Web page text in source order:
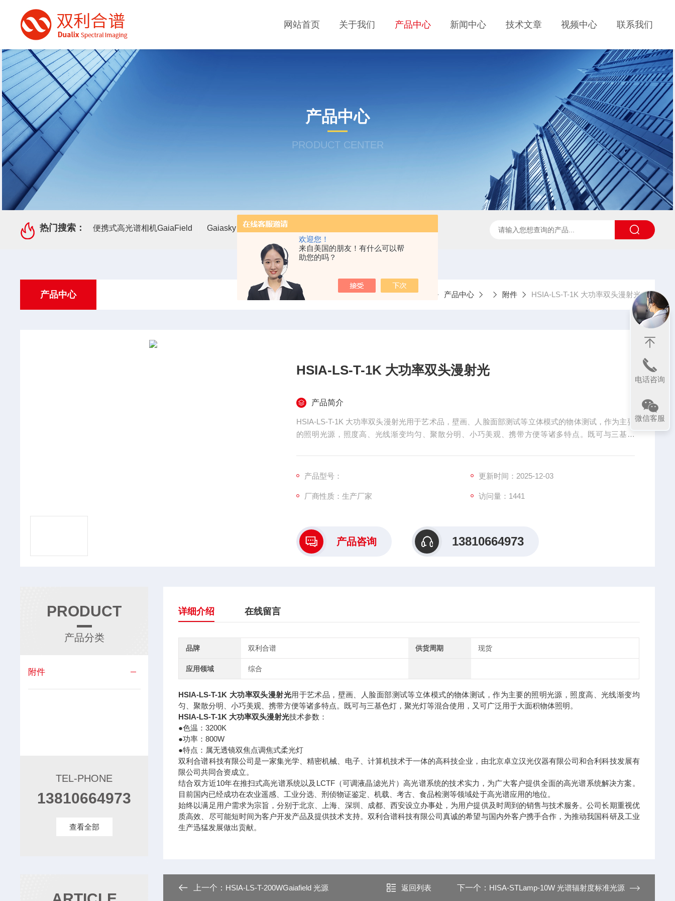
欢迎您！
来自美国的朋友！有什么可以帮
助您的吗？
网站首页 关于我们 产品中心 新闻中心 技术文章 视频中心 联系我们
产品中心
PRODUCT CENTER
热门搜索： 便携式高光谱相机GaiaField Gaiasky mini3-VN无人机载高光谱成像系统 太阳光诱导叶绿素荧光测试系统 SpecVIEW高光谱
产品中心 当前位置：首页 产品中心 附件 HSIA-LS-T-1K 大功率双头漫射光
HSIA-LS-T-1K 大功率双头漫射光
产品简介
HSIA-LS-T-1K 大功率双头漫射光用于艺术品，壁画、人脸面部测试等立体模式的物体测试，作为主要
的照明光源，照度高、光线渐变均匀、聚散分明、小巧美观、携带方便等诸多特点。既可与三基色
产品型号： 更新时间：2025-12-03
厂商性质：生产厂家 访问量：1441
产品咨询 13810664973
PRODUCT
产品分类
附件
TEL-PHONE
13810664973
查看全部
详细介绍 在线留言
品牌 双利合谱 供货周期 现货
应用领域 综合
HSIA-LS-T-1K 大功率双头漫射光用于艺术品，壁画、人脸面部测试等立体模式的物体测试，作为主要的照明光源，照度高、光线渐变均
匀、聚散分明、小巧美观、携带方便等诸多特点。既可与三基色灯，聚光灯等混合使用，又可广泛用于大面积物体照明。
HSIA-LS-T-1K 大功率双头漫射光技术参数：
●色温：3200K
●功率：800W
●特点：属无透镜双焦点调焦式柔光灯
双利合谱科技有限公司是一家集光学、精密机械、电子、计算机技术于一体的高科技企业，由北京卓立汉光仪器有限公司和合利科技发展有
限公司共同合资成立。
结合双方近10年在推扫式高光谱系统以及LCTF（可调液晶滤光片）高光谱系统的技术实力，为广大客户提供全面的高光谱系统解决方案。
目前国内已经成功在农业遥感、工业分选、刑侦物证鉴定、机载、考古、食品检测等领域处于高光谱应用的地位。
始终以满足用户需求为宗旨，分别于北京、上海、深圳、成都、西安设立办事处，为用户提供及时周到的销售与技术服务。公司长期重视优
质高效、尽可能短时间为客户开发产品及提供技术支持。双利合谱科技有限公司真诚的希望与国内外客户携手合作，为推动我国科研及工业
生产迅猛发展做出贡献。
上一个： HSIA-LS-T-200WGaiafield 光源 返回列表 下一个： HISA-STLamp-10W 光谱辐射度标准光源
电话咨询
微信客服